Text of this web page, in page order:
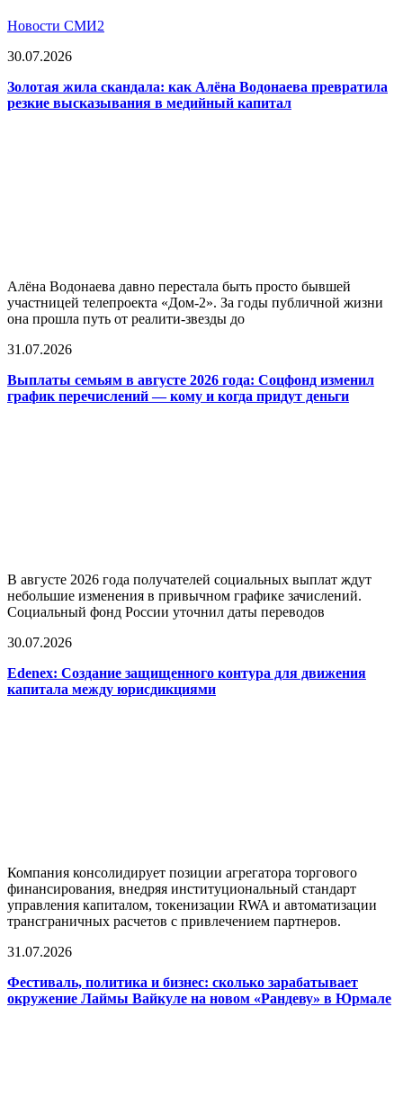
Новости СМИ2
30.07.2026
Золотая жила скандала: как Алёна Водонаева превратила
резкие высказывания в медийный капитал
Алёна Водонаева давно перестала быть просто бывшей
участницей телепроекта «Дом-2». За годы публичной жизни
она прошла путь от реалити-звезды до
31.07.2026
Выплаты семьям в августе 2026 года: Соцфонд изменил
график перечислений — кому и когда придут деньги
В августе 2026 года получателей социальных выплат ждут
небольшие изменения в привычном графике зачислений.
Социальный фонд России уточнил даты переводов
30.07.2026
Edenex: Создание защищенного контура для движения
капитала между юрисдикциями
Компания консолидирует позиции агрегатора торгового
финансирования, внедряя институциональный стандарт
управления капиталом, токенизации RWA и автоматизации
трансграничных расчетов с привлечением партнеров.
31.07.2026
Фестиваль, политика и бизнес: сколько зарабатывает
окружение Лаймы Вайкуле на новом «Рандеву» в Юрмале